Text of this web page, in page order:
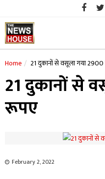
content
Home 21 दुकानों से वसूला गया
21 दुकानों से
रूपए
February 2, 2022